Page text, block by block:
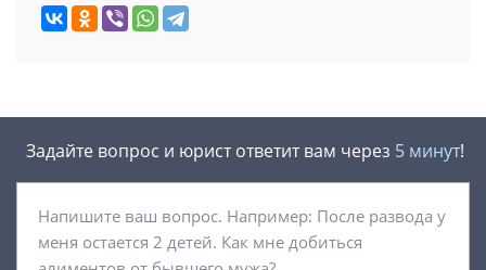
Задайте вопрос и юрист ответит вам через 5 минут!